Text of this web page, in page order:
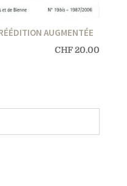
AUGMENTÉE
CHF20.00